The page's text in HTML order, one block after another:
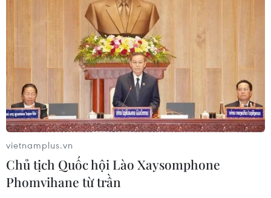
Tây Ninh: Mức độ ô nhiễm sông Vàm Cỏ
Đông được cải thiện đáng kể
11/11/2014 02:15
Tây Ninh đã thực hiện tốt các biện pháp bảo vệ môi
trường, nhất là môi trường nước nên mức độ ô nhiễm
trên sông Vàm Cỏ Đông trong thời gian gần đây được
cải thiện rõ rệt.
vietnamplus.vn
Chủ tịch Quốc hội Lào Xaysomphone
Phomvihane từ trần